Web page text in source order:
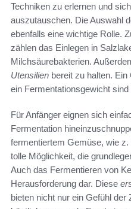
Techniken zu erlernen und
auszutauschen. Die Auswahl
ebenfalls eine wichtige Rolle.
zählen das Einlegen in
Milchsäurebakterien.
Utensilien bereit zu halten.
ein Fermentationsgewicht
Für Anfänger eignen sich
Fermentation
fermentiertem Gemüse, wie
tolle Möglichkeit, die
Auch das Fermentieren von
Herausforderung dar. Diese
bieten nicht nur ein Gefühl der